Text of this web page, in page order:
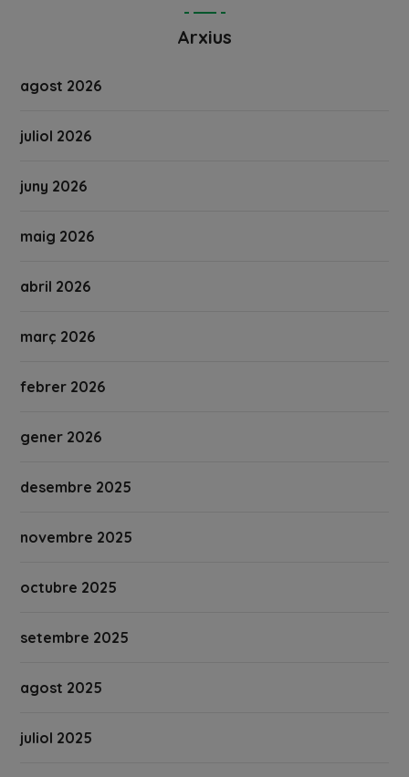
Arxius
agost 2026
juliol 2026
juny 2026
maig 2026
abril 2026
març 2026
febrer 2026
gener 2026
desembre 2025
novembre 2025
octubre 2025
setembre 2025
agost 2025
juliol 2025